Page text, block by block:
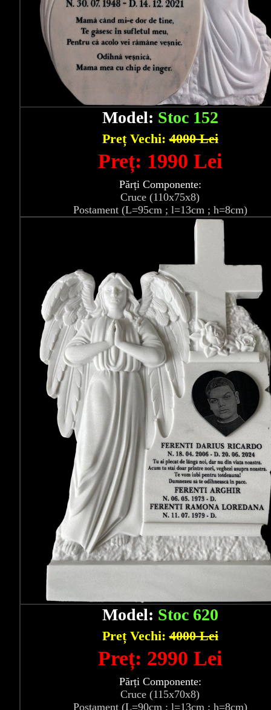
Model: Stoc 152
Preț Vechi:4000 Lei
Preț: 1990 Lei
Părți Componente:
Cruce (110x75x8)
Postament (L=95cm ; l=13cm ; h=8cm)
Model: Stoc 620
Preț Vechi:4000 Lei
Preț: 2990 Lei
Părți Componente:
Cruce (115x70x8)
Postament (L=90cm ; l=13cm ; h=8cm)